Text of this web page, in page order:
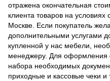
отражена окончательная
клиента товаров на
Москве. Если покупатель
дополнительными услугами
купленной у нас мебели,
менеджеру. Для оформления
набора необходимых
приходные и кассовые чеки и